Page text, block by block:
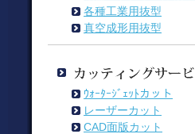
各種工業用抜型
真空成形用抜型
ｳｫｰﾀｰｼﾞｪｯﾄカット
レーザーカット
CAD面版カット